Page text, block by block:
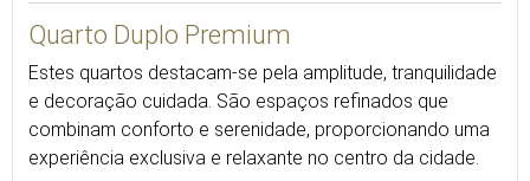
Quarto Duplo Premium
Estes quartos destacam-se pela amplitude, tranquilidade
e decoração cuidada. São espaços refinados que
combinam conforto e serenidade, proporcionando uma
experiência exclusiva e relaxante no centro da cidade.